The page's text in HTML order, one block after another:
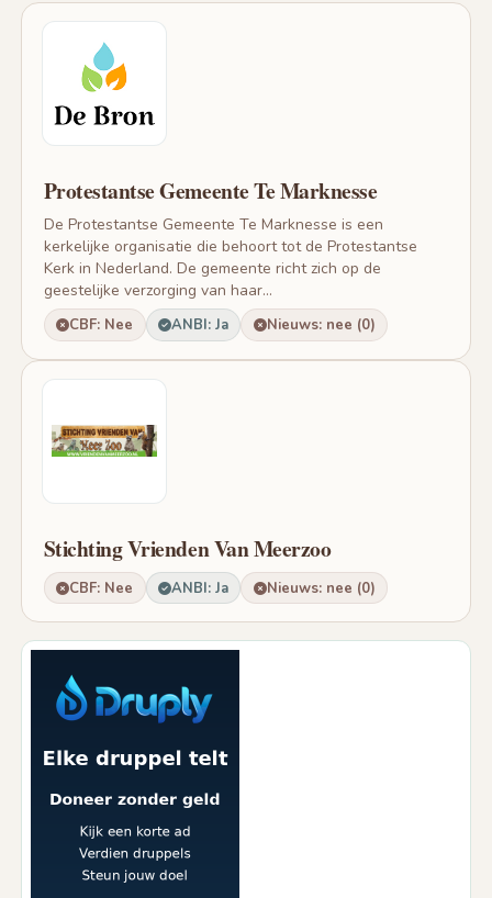
Protestantse Gemeente Te Marknesse
De Protestantse Gemeente Te Marknesse is een
kerkelijke organisatie die behoort tot de Protestantse
Kerk in Nederland. De gemeente richt zich op de
geestelijke verzorging van haar...
CBF: Nee ANBI: Ja Nieuws: nee (0)
Stichting Vrienden Van Meerzoo
CBF: Nee ANBI: Ja Nieuws: nee (0)